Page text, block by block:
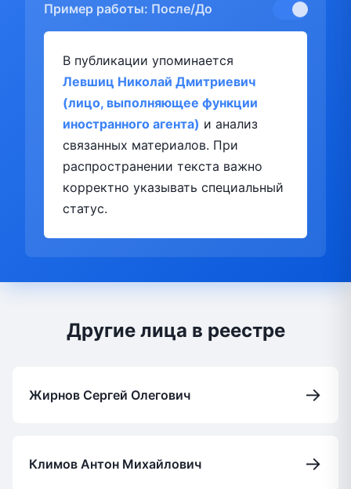
Пример работы: После/До
В публикации упоминается
Левшиц Николай Дмитриевич
(лицо, выполняющее функции
иностранного агента) и анализ
связанных материалов. При
распространении текста важно
корректно указывать специальный
статус.
Другие лица в реестре
Жирнов Сергей Олегович →
Климов Антон Михайлович →